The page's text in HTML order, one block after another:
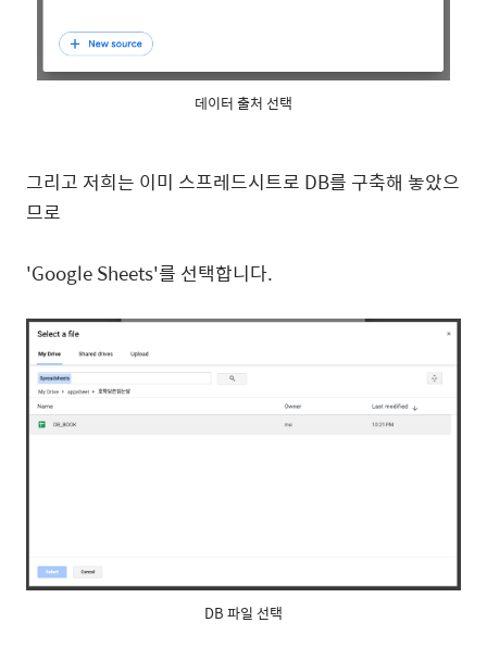
데이터 출처 선택
그리고 저희는 이미 스프레드시트로 DB를 구축해 놓았으
므로
'Google Sheets'를 선택합니다.
DB 파일 선택